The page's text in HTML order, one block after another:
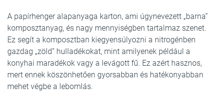
A papírhenger alapanyaga karton, ami úgynevezett „barna”
komposztanyag, és nagy mennyiségben tartalmaz szenet.
Ez segít a komposztban kiegyensúlyozni a nitrogénben
gazdag „zöld” hulladékokat, mint amilyenek például a
konyhai maradékok vagy a levágott fű. Ez azért hasznos,
mert ennek köszönhetően gyorsabban és hatékonyabban
mehet végbe a lebomlás.